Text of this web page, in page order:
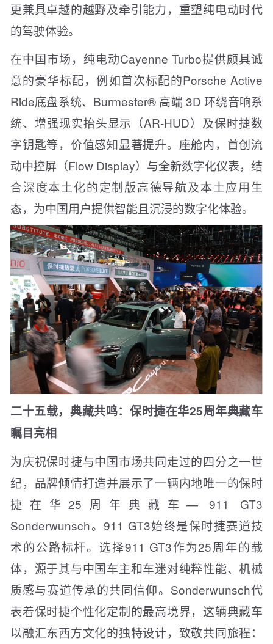
更兼具卓越的越野及牵引能力，重塑纯电动时代
的驾驶体验。
在中国市场，纯电动Cayenne Turbo提供颇具诚
意的豪华标配，例如首次标配的Porsche Active
Ride底盘系统、Burmester® 高端 3D 环绕音响系
统、增强现实抬头显示（AR-HUD）及保时捷数
字钥匙等，价值感知显著提升。座舱内，首创流
动中控屏（Flow Display）与全新数字化仪表，结
合深度本土化的定制版高德导航及本土应用生
态，为中国用户提供智能且沉浸的数字化体验。
二十五载，典藏共鸣： 保时捷在华25周年典藏车
瞩目亮相
为庆祝保时捷与中国市场共同走过的四分之一世
纪，品牌倾情打造并展示了一辆内地唯一的保时
捷在华25周年典藏车— 911 GT3
Sonderwunsch。911 GT3始终是保时捷赛道技
术的公路标杆。选择911 GT3作为25周年的载
体，源于其与中国车主和车迷对纯粹性能、机械
质感与赛道传承的共同信仰。Sonderwunsch代
表着保时捷个性化定制的最高境界，这辆典藏车
以融汇东西方文化的独特设计，致敬共同旅程：